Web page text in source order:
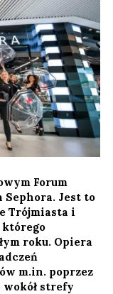
Forum
Sephora. Jest to
Trójmiasta i
którego
roku. Opiera
m.in. poprzez
strefy